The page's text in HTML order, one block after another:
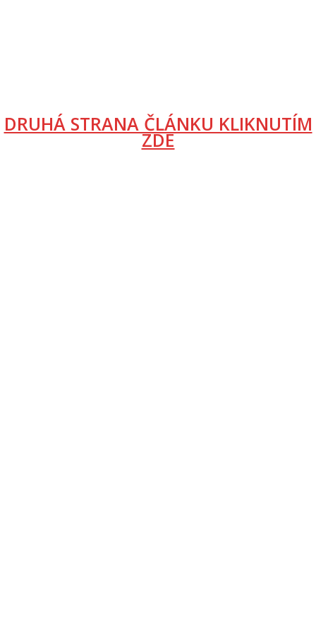
DRUHÁ STRANA ČLÁNKU KLIKNUTÍM
ZDE